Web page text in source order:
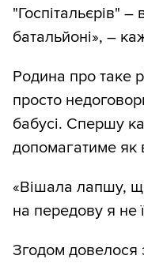
"Госпітальєрів"
батальйоні», –
Родина про таке
просто
бабусі. Спершу
допомагатиме як
«Вішала лапшу,
на передову я не
Згодом довелося